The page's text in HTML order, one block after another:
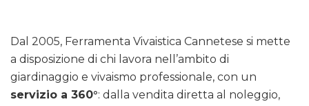
Dal 2005, Ferramenta Vivaistica Cannetese si mette
a disposizione di chi lavora nell’ambito di
giardinaggio e vivaismo professionale, con un
servizio a 360°: dalla vendita diretta al noleggio,